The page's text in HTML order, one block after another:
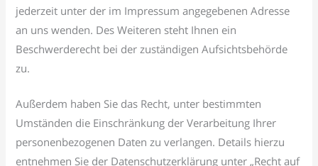
jederzeit unter der im Impressum angegebenen Adresse
an uns wenden. Des Weiteren steht Ihnen ein
Beschwerderecht bei der zuständigen Aufsichtsbehörde
zu.
Außerdem haben Sie das Recht, unter bestimmten
Umständen die Einschränkung der Verarbeitung Ihrer
personenbezogenen Daten zu verlangen. Details hierzu
entnehmen Sie der Datenschutzerklärung unter „Recht auf